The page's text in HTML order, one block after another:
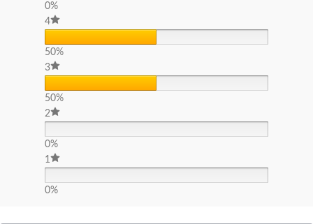
0%
4
50%
3
50%
2
0%
1
0%